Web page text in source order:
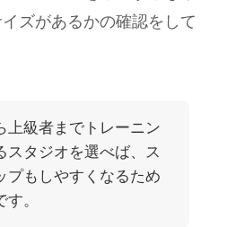
ズがあるかの確認をして
上級者までトレーニン
スタジオを選べば、ス
プもしやすくなるため
。